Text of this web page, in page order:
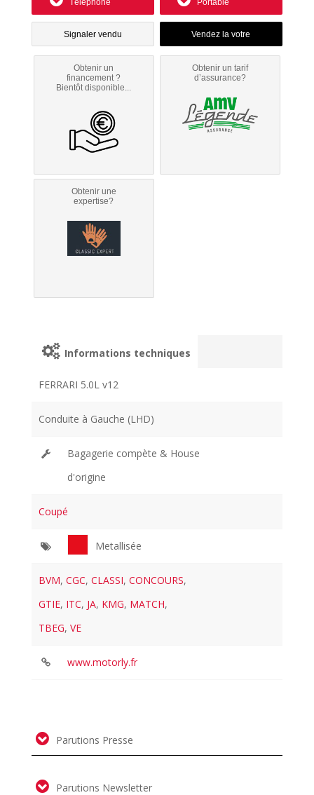
Téléphone Portable
Signaler vendu
Obtenir un
financement ?
Bientôt disponible...
Obtenir un tarif
d’assurance?
Obtenir une
expertise?
Informations techniques
FERRARI 5.0L v12
Conduite à Gauche (LHD)
Bagagerie compète & House
d'origine
Coupé
Metallisée
BVM,CGC,CLASSI,CONCOURS,
GTIE, ITC, JA, KMG, MATCH,
TBEG,VE
www.motorly.fr
Parutions Presse
Parutions Newsletter